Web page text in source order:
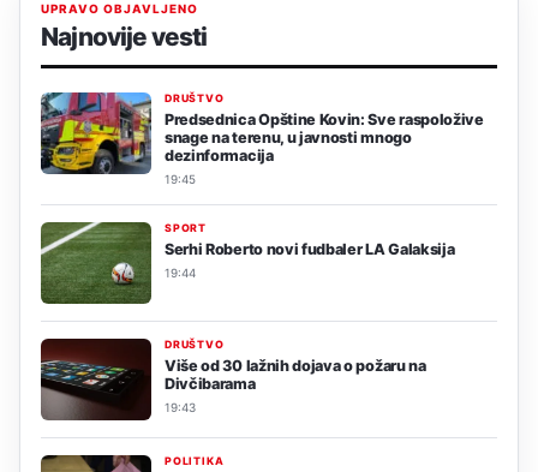
UPRAVO OBJAVLJENO
Najnovije vesti
DRUŠTVO
Predsednica Opštine Kovin: Sve raspoložive
snage na terenu, u javnosti mnogo
dezinformacija
19:45
SPORT
Serhi Roberto novi fudbaler LA Galaksija
19:44
DRUŠTVO
Više od 30 lažnih dojava o požaru na
Divčibarama
19:43
POLITIKA